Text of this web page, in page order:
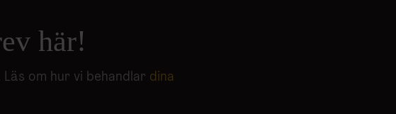
här!
om hur vi behandlar dina